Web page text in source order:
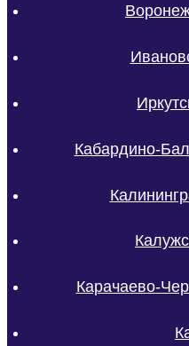
Кабардино-
Карачаево-